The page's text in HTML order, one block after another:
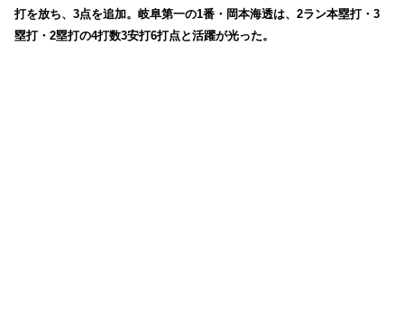
打を放ち、3点を追加。岐阜第一の1番・岡本海透は、2ラン本塁打・3
塁打・2塁打の4打数3安打6打点と活躍が光った。